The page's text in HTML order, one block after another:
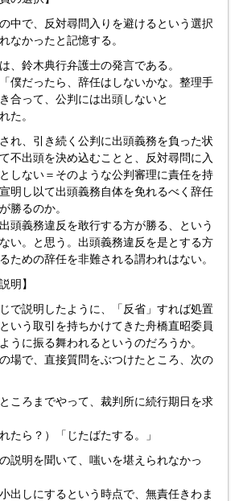
中で、反対尋問入りを避けるという選択
なかったと記憶する。
、鈴木典行弁護士の発言である。
僕だったら、辞任はしないかな。整理手
合って、公判には出頭しないと
た。
れ、引き続く公判に出頭義務を負った状
不出頭を決め込むことと、反対尋問に入
しない＝そのような公判審理に責任を持
明し以て出頭義務自体を免れるべく辞任
勝るのか。
頭義務違反を敢行する方が勝る、という
い。と思う。出頭義務違反を是とする方
ための辞任を非難される謂われはない。
明】
で説明したように、「反省」すれば処置
いう取引を持ちかけてきた舟橋直昭委員
うに振る舞われるというのだろうか。
場で、直接質問をぶつけたところ、次の
ころまでやって、裁判所に続行期日を求
たら？）「じたばたする。」
説明を聞いて、嗤いを堪えられなかっ
出しにするという時点で、無責任きわま